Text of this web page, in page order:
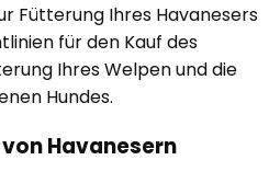
Fütterung Ihres Havanesers
für den Kauf des
Ihres Welpen und die
Hundes.
Havanesern